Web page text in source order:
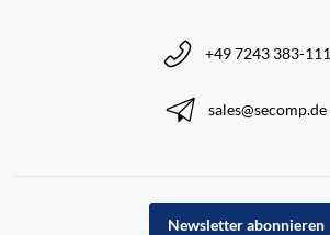
+49 7243 383-111
sales@secomp.de
Newsletter abonnieren